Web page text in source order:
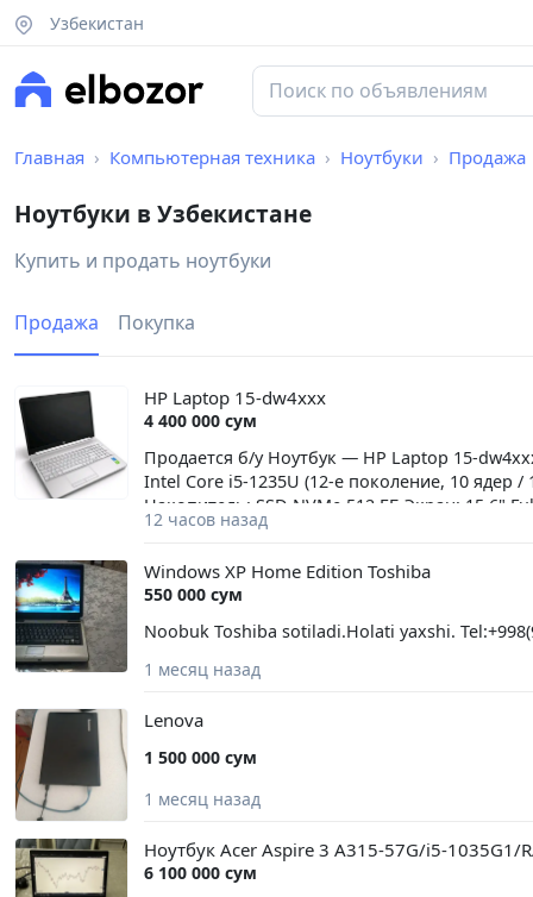
Узбекистан
Главная Компьютерная техника Ноутбуки Продажа
Ноутбуки в Узбекистане
Купить и продать ноутбуки
Продажа Покупка
HP Laptop 15-dw4xxx
4 400 000 сум
Продается б/у Ноутбук — HP Laptop 15-
Intel Core i5-1235U (12-е поколение, 10 ядер
Накопитель: SSD NVMe 512 ГБ Экран: 15,6"
Операционная система: Windows 11 Home
12 часов назад
Windows XP Home Edition Toshiba
550 000 сум
Noobuk Toshiba sotiladi.Holati yaxshi.
1 месяц назад
Lenova
1 500 000 сум
1 месяц назад
Ноутбук Acer Aspire 3 A315-57G/i5-1035G1/
6 100 000 сум